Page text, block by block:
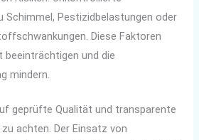
Schimmel, Pestizidbelastungen oder
Diese Faktoren
beeinträchtigen und die
mindern.
geprüfte Qualität und transparente
achten. Der Einsatz von